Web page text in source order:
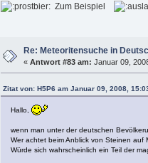
Zum Beispiel
Re: Meteoritensuche in
« Antwort #83 am: Januar 09,
Zitat von: H5P6 am Januar 09, 2008,
Hallo,
wenn man unter der deutschen
Wer achtet beim Anblick von Steinen auf
Würde sich wahrscheinlich ein Teil der